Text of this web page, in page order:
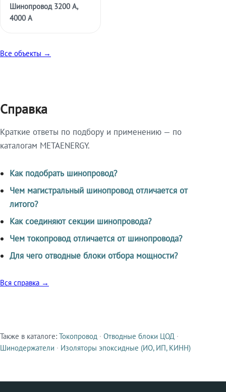
Шинопровод 3200 А,
4000 А
Все объекты →
Справка
Краткие ответы по подбору и применению — по
каталогам METAENERGY.
Как подобрать шинопровод?
Чем магистральный шинопровод отличается от
литого?
Как соединяют секции шинопровода?
Чем токопровод отличается от шинопровода?
Для чего отводные блоки отбора мощности?
Вся справка →
Смежные продукты
Также в каталоге: Токопровод · Отводные блоки ЦОД ·
Шинодержатели · Изоляторы эпоксидные (ИО, ИП, КИНН)